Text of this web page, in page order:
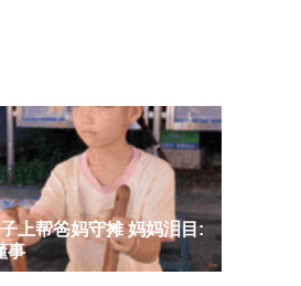
上帮爸妈守摊 妈妈泪目:
事